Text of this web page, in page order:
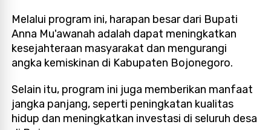
Melalui program ini, harapan besar dari Bupati
Anna Mu'awanah adalah dapat meningkatkan
kesejahteraan masyarakat dan mengurangi
angka kemiskinan di Kabupaten Bojonegoro.
Selain itu, program ini juga memberikan manfaat
jangka panjang, seperti peningkatan kualitas
hidup dan meningkatkan investasi di seluruh desa